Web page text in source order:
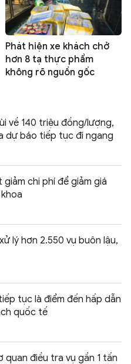
Phát hiện xe khách chở
hơn 8 tạ thực phẩm
không rõ nguồn gốc
về 140 triệu đồng/lượng,
dự báo tiếp tục đi ngang
giảm chi phí để giảm giá
lý hơn 2.550 vụ buôn lậu,
tục là điểm đến hấp dẫn
quốc tế
quan điều tra vụ gần 1 tấn